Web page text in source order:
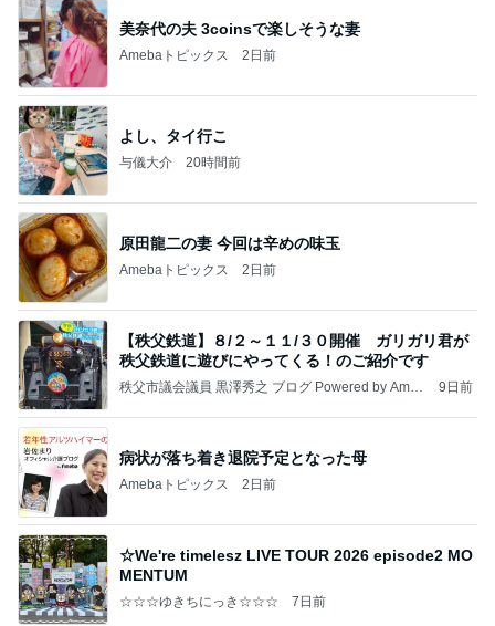
美奈代の夫 3coinsで楽しそうな妻
Amebaトピックス 2日前
よし、タイ行こ
与儀大介 20時間前
原田龍二の妻 今回は辛めの味玉
Amebaトピックス 2日前
【秩父鉄道】８/２～１１/３０開催 ガリガリ君が
秩父鉄道に遊びにやってくる！のご紹介です
秩父市議会議員 黒澤秀之 ブログ Powered by Ameb
9日前
病状が落ち着き退院予定となった母
Amebaトピックス 2日前
☆We're timelesz LIVE TOUR 2026 episode2 MO
MENTUM
☆☆☆ゆきちにっき☆☆☆ 7日前